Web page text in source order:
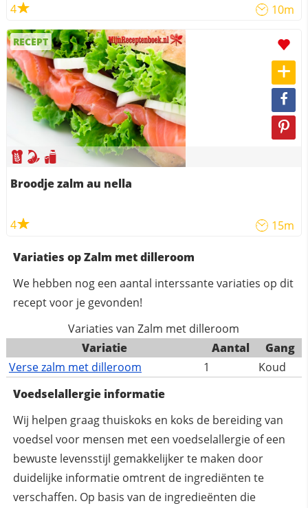
4
10m
RECEPT
Broodje zalm au nella
4 15m
Variaties op Zalm met dilleroom
We hebben nog een aantal interssante variaties op dit
recept voor je gevonden!
Variaties van Zalm met dilleroom
Variatie
Aantal
Gang
Verse zalm met dilleroom
1
Koud
Voedselallergie informatie
Wij helpen graag thuiskoks en koks de bereiding van
voedsel voor mensen met een voedselallergie of een
bewuste levensstijl gemakkelijker te maken door
duidelijke informatie omtrent de ingrediënten te
verschaffen. Op basis van de ingredieënten die